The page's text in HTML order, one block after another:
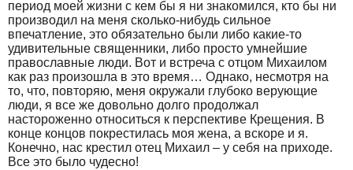
период моей жизни с кем бы я ни знакомился, кто бы ни
производил на меня сколько-нибудь сильное
впечатление, это обязательно были либо какие-то
удивительные священники, либо просто умнейшие
православные люди. Вот и встреча с отцом Михаилом
как раз произошла в это время… Однако, несмотря на
то, что, повторяю, меня окружали глубоко верующие
люди, я все же довольно долго продолжал
настороженно относиться к перспективе Крещения. В
конце концов покрестилась моя жена, а вскоре и я.
Конечно, нас крестил отец Михаил – у себя на приходе.
Все это было чудесно!